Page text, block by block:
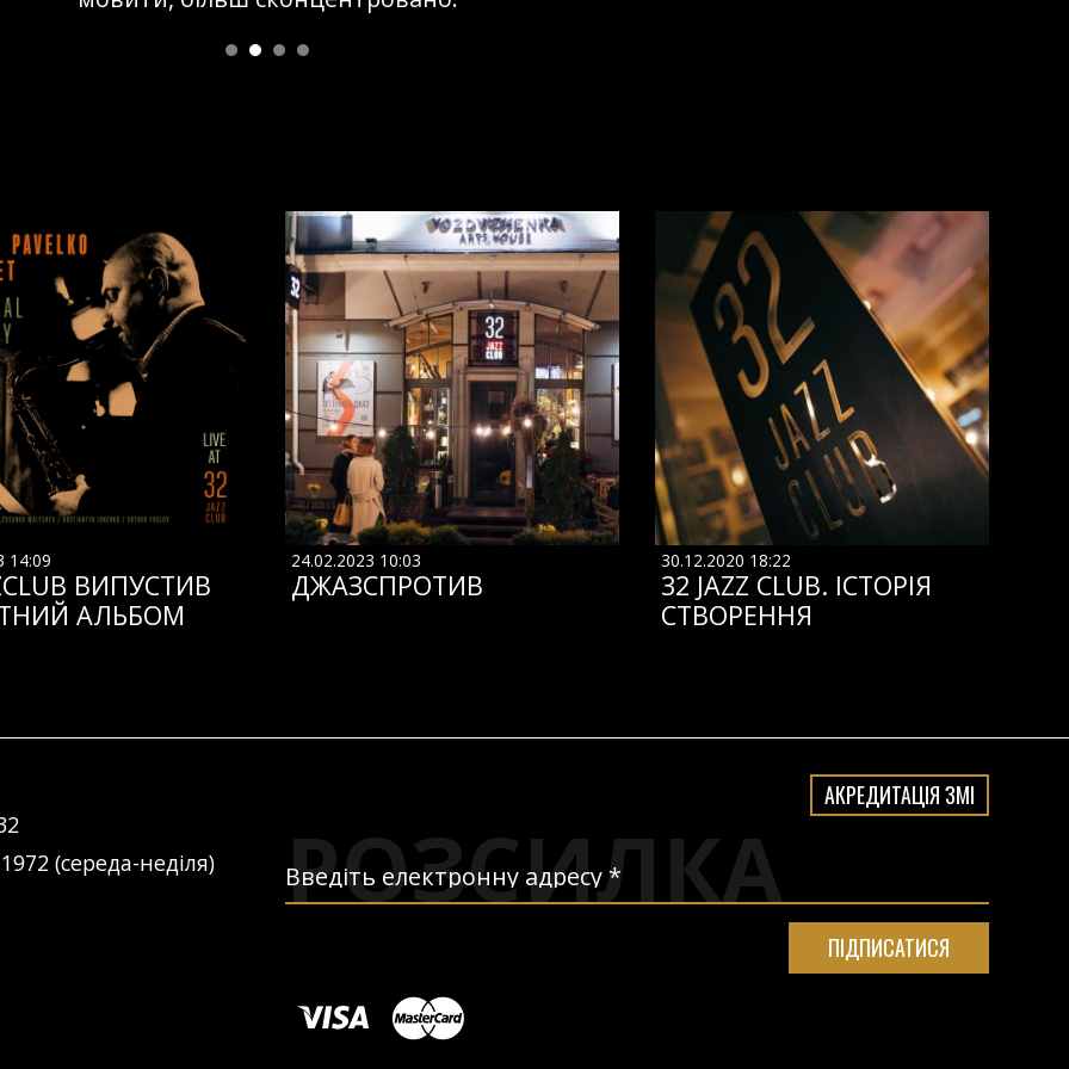
14:09
ВИПУСТИВ
АЛЬБОМ
24.02.2023 10:03
ДЖАЗСПРОТИВ
30.12.2020 18:22
32 JAZZ CLUB. ІСТОРІЯ
СТВОРЕННЯ
(середа-неділя)
АКРЕДИТАЦІЯ ЗМІ
РОЗСИЛКА